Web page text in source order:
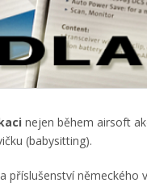
nejen během airsoft
(babysitting).
a příslušenství německého